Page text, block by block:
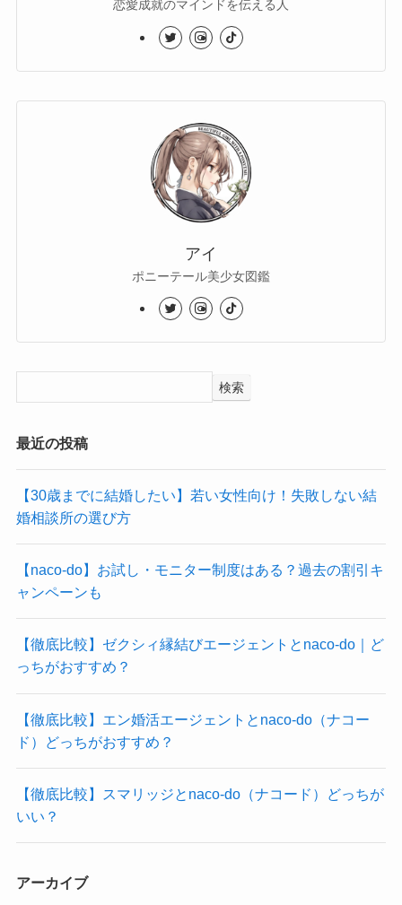
恋愛成就のマインドを伝える人
アイ
ポニーテール美少女図鑑
検索
最近の投稿
【30歳までに結婚したい】若い女性向け！失敗しない結
婚相談所の選び方
【naco-do】お試し・モニター制度はある？過去の割引キ
ャンペーンも
【徹底比較】ゼクシィ縁結びエージェントとnaco-do｜ど
っちがおすすめ？
【徹底比較】エン婚活エージェントとnaco-do（ナコー
ド）どっちがおすすめ？
【徹底比較】スマリッジとnaco-do（ナコード）どっちが
いい？
アーカイブ